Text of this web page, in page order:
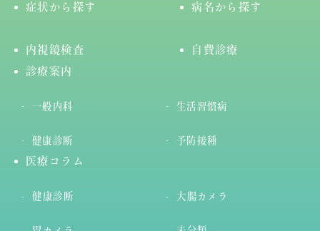
症状から探す 病名から探す
内視鏡検査
自費診療
診療案内
一般内科 生活習慣病
健康診断 予防接種
医療コラム
健康診断 大腸カメラ